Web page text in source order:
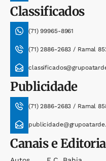
Classificados
(71) 99965-8961
(71) 2886-2683 / Ramal
Publicidade
(71) 2886-2683 / Ramal
Canais e